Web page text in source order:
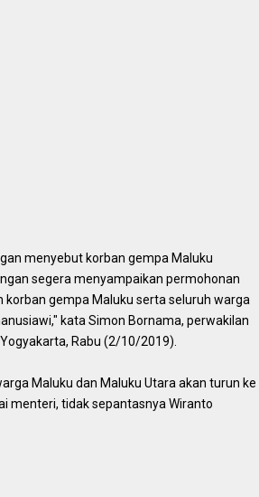
menyebut korban gempa Maluku
segera menyampaikan permohonan
gempa Maluku serta seluruh warga
kata Simon Bornama, perwakilan
Rabu (2/10/2019).
Maluku dan Maluku Utara akan turun ke
menteri, tidak sepantasnya Wiranto